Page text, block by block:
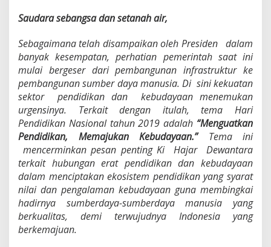
Saudara sebangsa dan setanah air,
Sebagaimana telah disampaikan oleh Presiden dalam
banyak kesempatan, perhatian pemerintah saat ini
mulai bergeser dari pembangunan infrastruktur ke
pembangunan sumber daya manusia. Di sini kekuatan
sektor pendidikan dan kebudayaan menemukan
urgensinya. Terkait dengan itulah, tema Hari
Pendidikan Nasional tahun 2019 adalah “Menguatkan
Pendidikan, Memajukan Kebudayaan.” Tema ini
mencerminkan pesan penting Ki Hajar Dewantara
terkait hubungan erat pendidikan dan kebudayaan
dalam menciptakan ekosistem pendidikan yang syarat
nilai dan pengalaman kebudayaan guna membingkai
hadirnya sumberdaya-sumberdaya manusia yang
berkualitas, demi terwujudnya Indonesia yang
berkemajuan.